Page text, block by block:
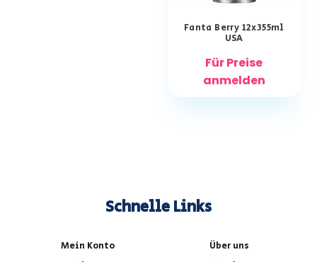
Fanta Berry 12x355ml
USA
Für Preise
anmelden
Schnelle Links
Mein Konto
Über uns